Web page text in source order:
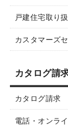
戸建住宅取り
カスタマーズ
カタログ請
カタログ請求
電話・オンラ